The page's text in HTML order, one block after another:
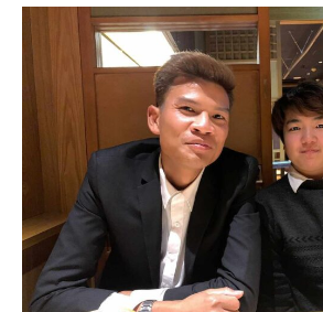
サービス
お客様の声
特定技能コラム
採用情報
お問い合わせ